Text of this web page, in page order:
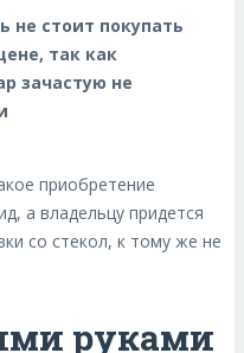
не стоит покупать
так как
зачастую не
приобретение
а владельцу придется
со стекол, к тому же не
руками